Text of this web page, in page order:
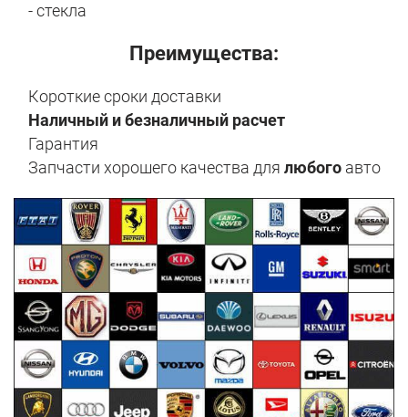
- стекла
Преимущества:
Короткие сроки доставки
Наличный и безналичный расчет
Гарантия
Запчасти хорошего качества для любого авто